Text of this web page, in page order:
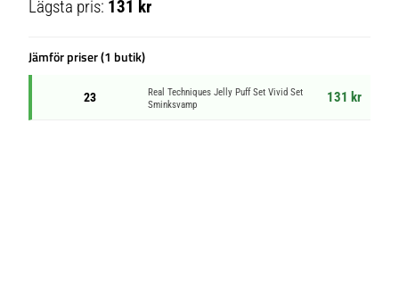
Lägsta pris: 131 kr
Jämför priser (1 butik)
23
Real Techniques Jelly Puff Set Vivid Set
Sminksvamp
131 kr